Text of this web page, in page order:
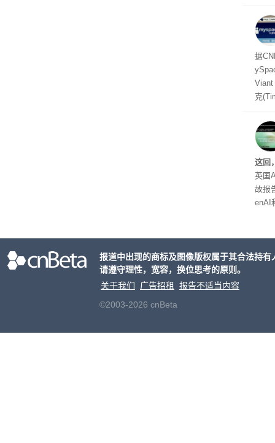
ox
出震
据
Viant
克
合
户对
算
老牌
这回
英国
故报
enAI
报道中出现的商标及图像版权属于其合法持
请遵守理性，宽容，换位思考的原则。
关于我们
广告招租
报告不适当内容
©2003-2026 cnBeta